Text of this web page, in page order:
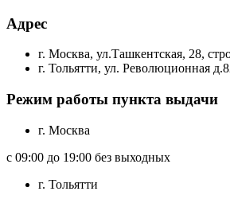
Адрес
г. Москва, ул.Ташкентская, 28,
г. Тольятти, ул. Революционная
Режим работы пункта выдачи
г. Москва
с 09:00 до 19:00 без выходных
г. Тольятти